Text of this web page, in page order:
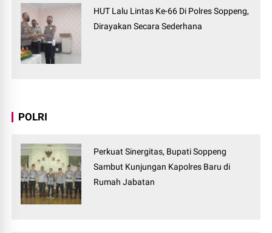
HUT Lalu Lintas Ke-66 Di Polres Soppeng,
Dirayakan Secara Sederhana
POLRI
Perkuat Sinergitas, Bupati Soppeng
Sambut Kunjungan Kapolres Baru di
Rumah Jabatan